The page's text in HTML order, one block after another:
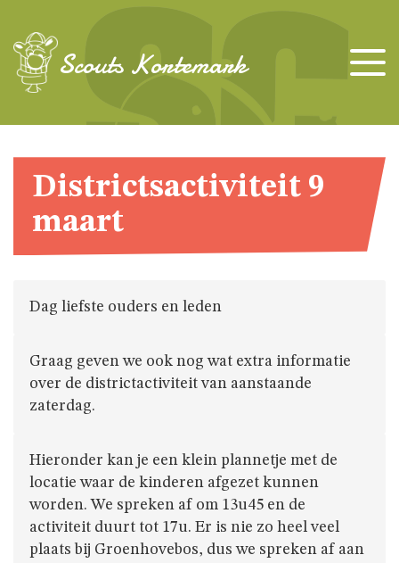
Scouts Kortemark
TAKKEN
WELPEN
GIVERS
JINS
AKABE
Districtsactiviteit 9
maart
Dag liefste ouders en leden
Graag geven we ook nog wat extra informatie
over de districtactiviteit van aanstaande
zaterdag.
Hieronder kan je een klein plannetje met de
locatie waar de kinderen afgezet kunnen
worden. We spreken af om 13u45 en de
activiteit duurt tot 17u. Er is nie zo heel veel
plaats bij Groenhovebos, dus we spreken af aan